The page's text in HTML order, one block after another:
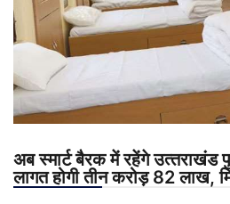
अब स्मार्ट बैरक में रहेंगे
लागत होगी तीन करोड़ 82 लाख,